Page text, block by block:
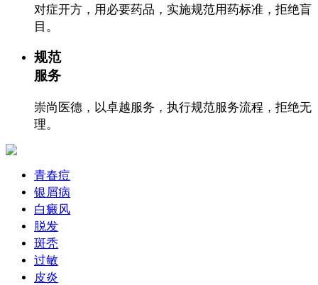
对症开方，用必要药品，实施规范用药标准，拒绝盲
目。
规范
服务
崇尚医德，以卓越服务，执行规范服务流程，拒绝无
理。
青春痘
银屑病
白癜风
脱发
斑秃
过敏
皮炎